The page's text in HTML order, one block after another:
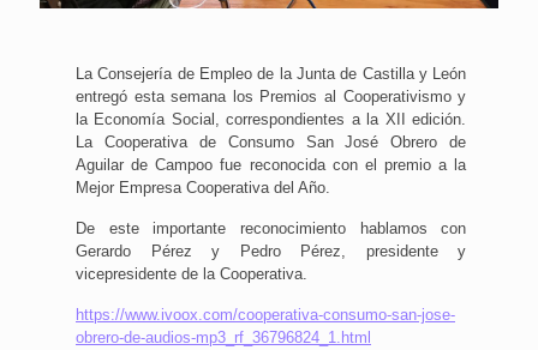
La Consejería de Empleo de la Junta de Castilla y León
entregó esta semana los Premios al Cooperativismo y
la Economía Social, correspondientes a la XII edición.
La Cooperativa de Consumo San José Obrero de
Aguilar de Campoo fue reconocida con el premio a la
Mejor Empresa Cooperativa del Año.
De este importante reconocimiento hablamos con
Gerardo Pérez y Pedro Pérez, presidente y
vicepresidente de la Cooperativa.
https://www.ivoox.com/cooperativa-consumo-san-jose-
obrero-de-audios-mp3_rf_36796824_1.html